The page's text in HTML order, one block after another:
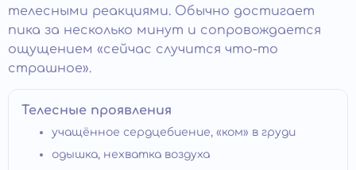
телесными реакциями. Обычно достигает
пика за несколько минут и сопровождается
ощущением «сейчас случится что-то
страшное».
Телесные проявления
учащённое сердцебиение, «ком» в груди
одышка, нехватка воздуха